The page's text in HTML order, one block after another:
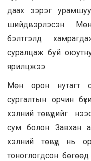
даах зэрэг
шийдвэрлэсэн.
бэлтгэлд
суралцаж буй
ярилцжээ.
Мөн орон нутагт
сургалтын орчин
хэлний төвүүдийг
сум болон Завхан
хэлний төвүүд нь
тоноглогдсон